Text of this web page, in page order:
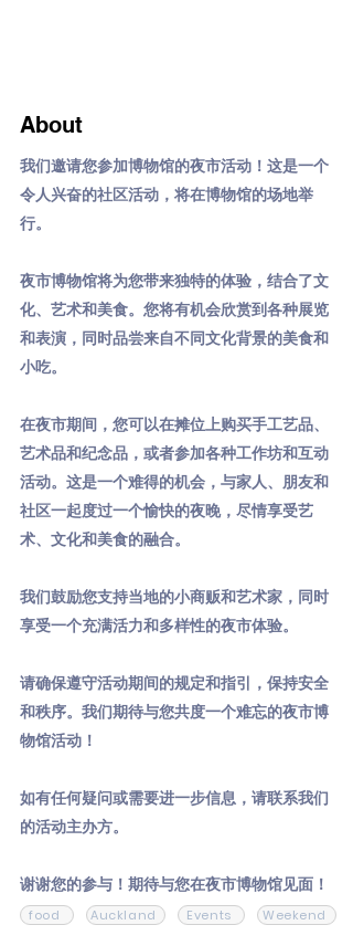
About
我们邀请您参加博物馆的夜市活动！这是一个
令人兴奋的社区活动，将在博物馆的场地举
行。
夜市博物馆将为您带来独特的体验，结合了文
化、艺术和美食。您将有机会欣赏到各种展览
和表演，同时品尝来自不同文化背景的美食和
小吃。
在夜市期间，您可以在摊位上购买手工艺品、
艺术品和纪念品，或者参加各种工作坊和互动
活动。这是一个难得的机会，与家人、朋友和
社区一起度过一个愉快的夜晚，尽情享受艺
术、文化和美食的融合。
我们鼓励您支持当地的小商贩和艺术家，同时
享受一个充满活力和多样性的夜市体验。
请确保遵守活动期间的规定和指引，保持安全
和秩序。我们期待与您共度一个难忘的夜市博
物馆活动！
如有任何疑问或需要进一步信息，请联系我们
的活动主办方。
谢谢您的参与！期待与您在夜市博物馆见面！
food Auckland Events Weekend